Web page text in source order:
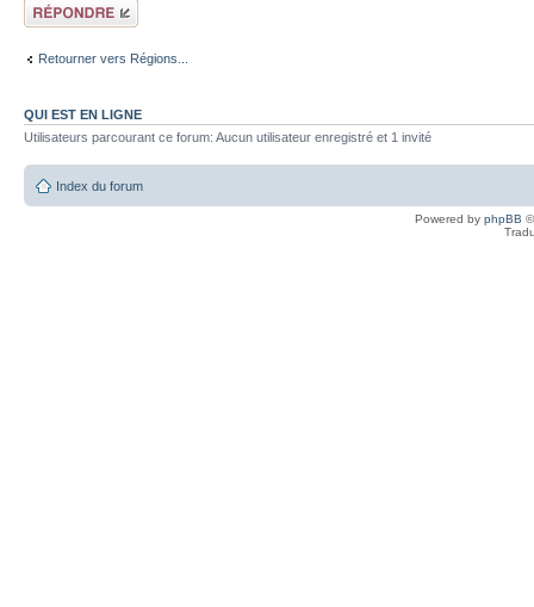
Répondre
Retourner vers Régions...
QUI EST EN LIGNE
Utilisateurs parcourant ce forum: Aucun utilisateur enregistré et 1 invité
Index du forum
Powered by phpBB